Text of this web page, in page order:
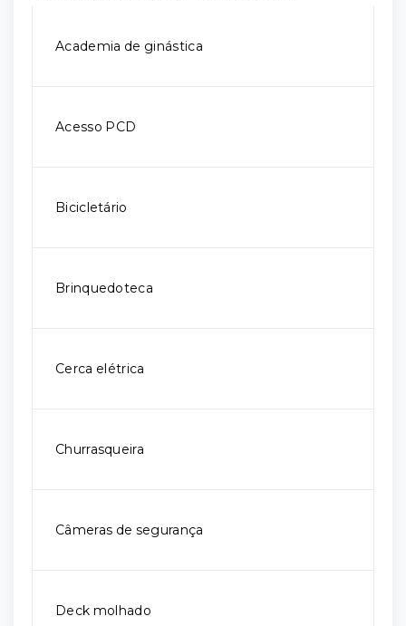
Academia de ginástica
Acesso PCD
Bicicletário
Brinquedoteca
Cerca elétrica
Churrasqueira
Câmeras de segurança
Deck molhado